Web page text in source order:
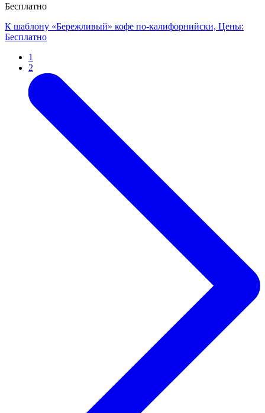
Бесплатно
К шаблону «Бережливый» кофе по-калифорнийски, Цены:
Бесплатно
1
2